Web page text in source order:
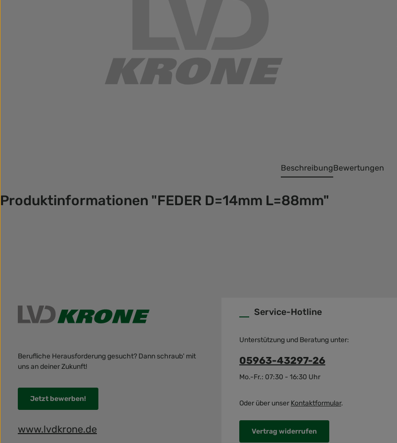
BeschreibungBewertungen
Produktinformationen "FEDER D=14mm L=88mm"
Berufliche Herausforderung gesucht? Dann schraub' mit
uns an deiner Zukunft!
Jetzt bewerben!
www.lvdkrone.de
Service-Hotline
Unterstützung und Beratung unter:
05963-43297-26
Mo.-Fr.: 07:30 - 16:30 Uhr
Oder über unser Kontaktformular.
Vertrag widerrufen